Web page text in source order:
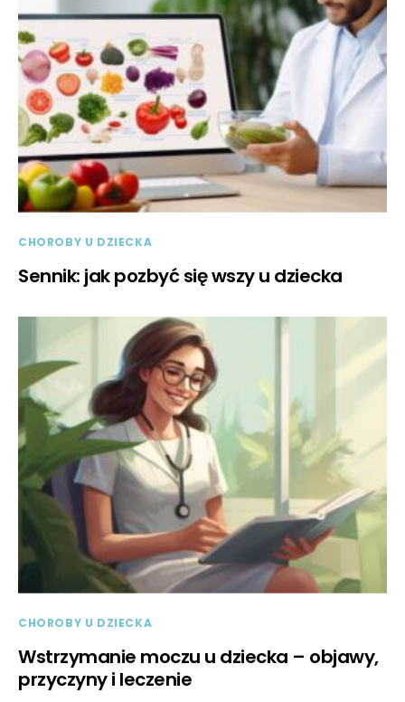
CHOROBY U DZIECKA
Sennik: jak pozbyć się wszy u dziecka
CHOROBY U DZIECKA
Wstrzymanie moczu u dziecka – objawy,
przyczyny i leczenie